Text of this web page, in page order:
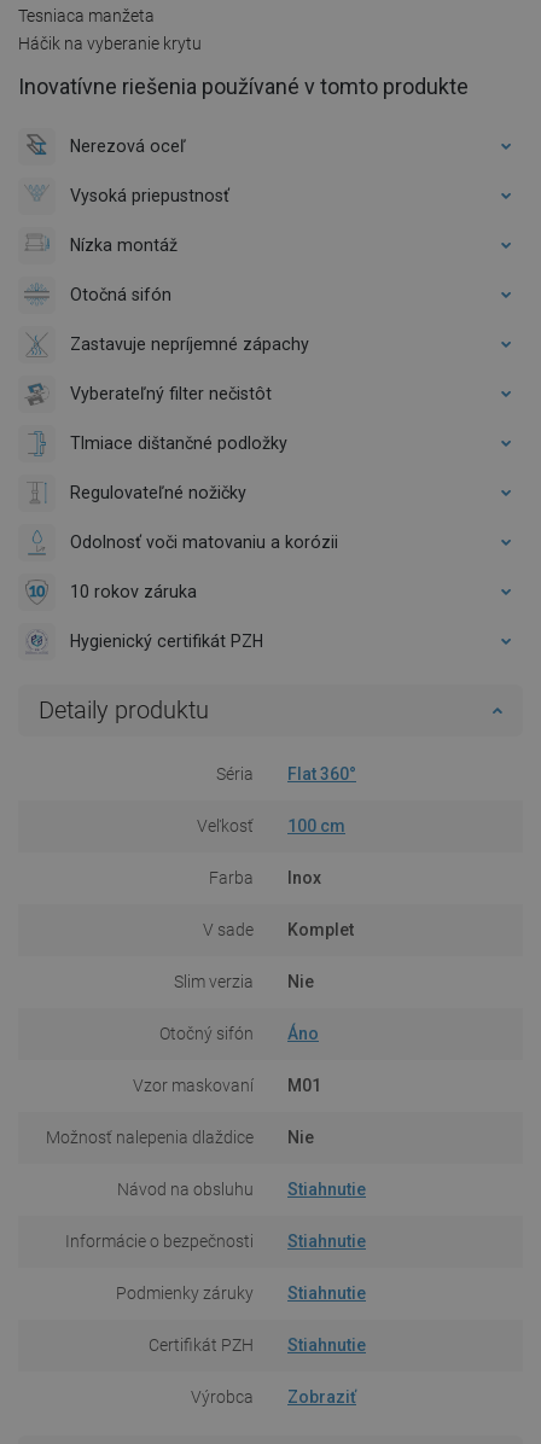
Tesniaca manžeta
Háčik na vyberanie krytu
Inovatívne riešenia používané v tomto produkte
Nerezová oceľ
Vysoká priepustnosť
Nízka montáž
Otočná sifón
Zastavuje nepríjemné zápachy
Vyberateľný filter nečistôt
Tlmiace dištančné podložky
Regulovateľné nožičky
Odolnosť voči matovaniu a korózii
10 rokov záruka
Hygienický certifikát PZH
Detaily produktu
Séria Flat 360°
Veľkosť 100 cm
Farba Inox
V sade Komplet
Slim verzia Nie
Otočný sifón Áno
Vzor maskovaní M01
Možnosť nalepenia dlaždice Nie
Návod na obsluhu Stiahnutie
Informácie o bezpečnosti Stiahnutie
Podmienky záruky Stiahnutie
Certifikát PZH Stiahnutie
Výrobca Zobraziť